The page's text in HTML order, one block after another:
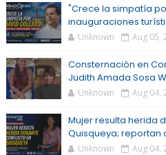
"Crece la simpatía
inauguraciones
Unknown Aug 05,
Consternación en
Judith Amada Sosa
Unknown Aug 04,
Mujer resulta herida
Quisqueya; reportan
Unknown Aug 04,